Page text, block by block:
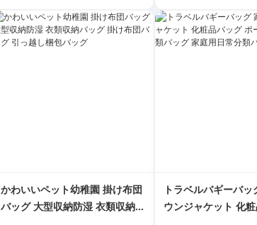
かわいいペット幼稚園 掛け布団
バッグ 大型収納防湿 衣類収納バ
トラベルバギーバ
ウンジャケット 化